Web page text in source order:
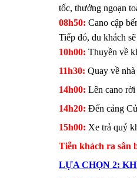
tốc, thưởng ngoạn
08h50: Cano cập
Tiếp đó, du khách
10h00: Thuyền về
11h30: Quay về
14h00: Lên cano
14h20: Đến cảng
15h00: Xe trả quý
Tiễn khách ra sân
LỰA CHỌN 2: